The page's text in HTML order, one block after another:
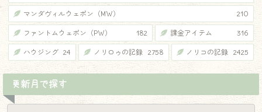
マンダヴィルウェポン（MW） 210
ファントムウェポン（PW） 182 課金アイテム 316
ハウジング 24 ノリロゥの記録 2758 ノリコの記録 2425
更新月で探す